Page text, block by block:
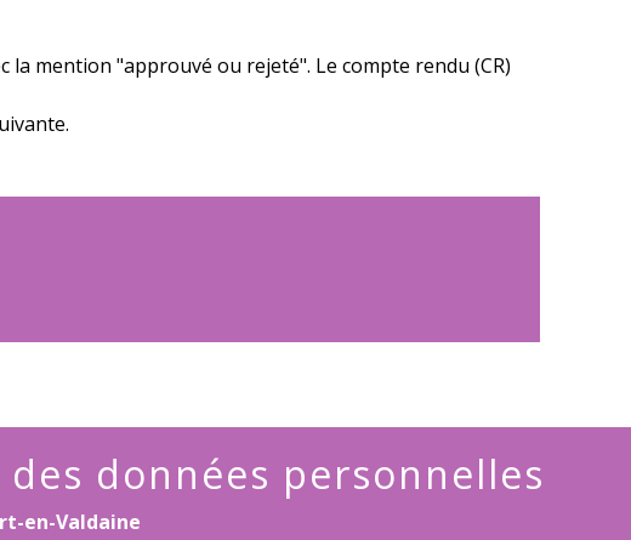
la mention "approuvé ou rejeté". Le compte rendu (CR)
données personnelles
en-Valdaine